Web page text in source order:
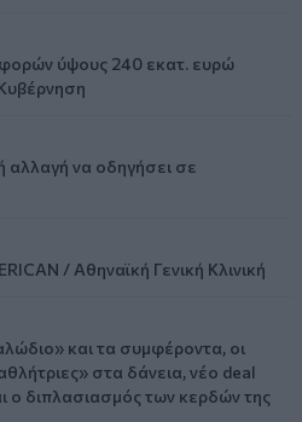
ύψους 240 εκατ. ευρώ
αλλαγή να οδηγήσει σε
/ Αθηναϊκή Γενική Κλινική
και τα συμφέροντα, οι
στα δάνεια, νέο deal
ο διπλασιασμός των κερδών της